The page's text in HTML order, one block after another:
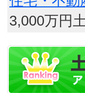
3,000万円